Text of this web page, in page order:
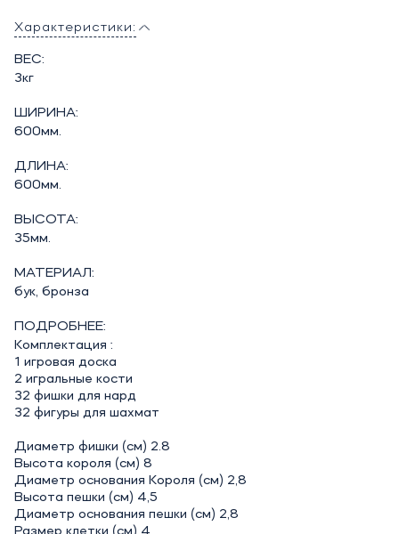
Характеристики:
ВЕС:
3кг
ШИРИНА:
600мм.
ДЛИНА:
600мм.
ВЫСОТА:
35мм.
МАТЕРИАЛ:
бук, бронза
ПОДРОБНЕЕ:
Комплектация :
1 игровая доска
2 игральные кости
32 фишки для нард
32 фигуры для шахмат
Диаметр фишки (см) 2.8
Высота короля (см) 8
Диаметр основания Короля (см) 2,8
Высота пешки (см) 4,5
Диаметр основания пешки (см) 2,8
Размер клетки (см) 4